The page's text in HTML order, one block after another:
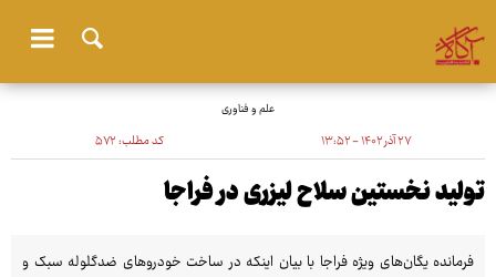
علم و فناوری
۲۷ آذر ۱۴۰۲ - ۱۳:۵۲ کد مطلب:۵۷۲
تولید نخستین سلاح لیزری در فراجا
فرمانده یگان‌های ویژه فراجا با بیان اینکه در ساخت خودروهای ضدگلوله سبک و